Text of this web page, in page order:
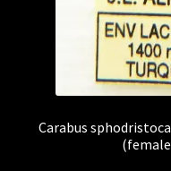
Carabus
(female